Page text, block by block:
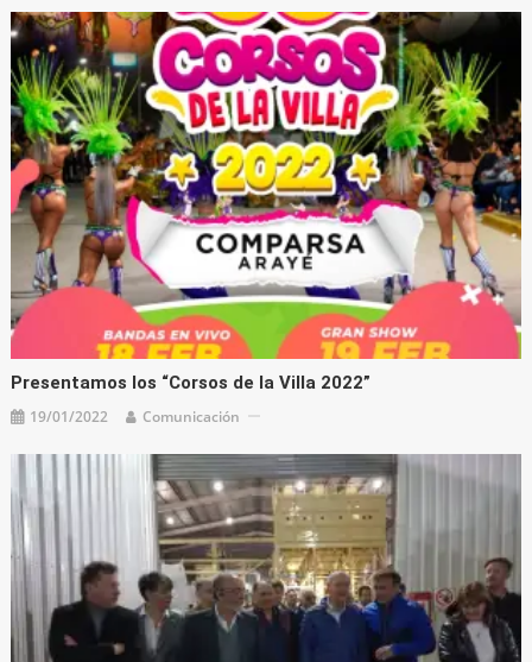
Presentamos los “Corsos de la Villa 2022”
19/01/2022 Comunicación